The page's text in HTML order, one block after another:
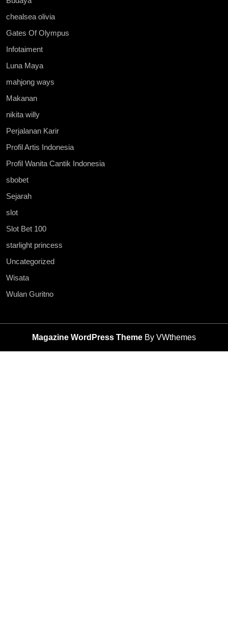
chealsea olivia
Gates Of Olympus
Infotaiment
Luna Maya
mahjong ways
Makanan
nikita willy
Perjalanan Karir
Profil Artis Indonesia
Profil Wanita Cantik Indonesia
sbobet
Sejarah
slot
Slot Bet 100
starlight princess
Uncategorized
Wisata
Wulan Guritno
Magazine WordPress Theme By VWthemes